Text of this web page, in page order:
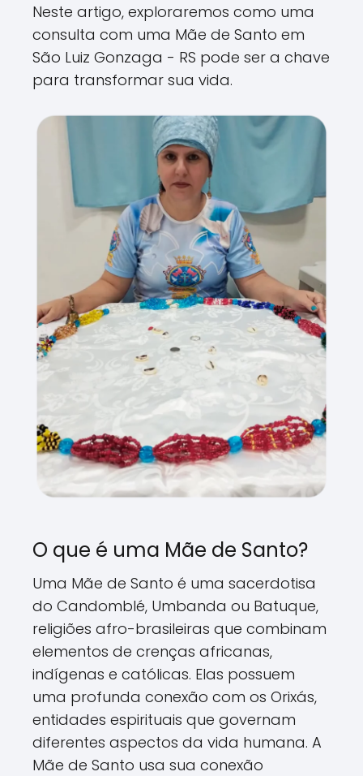
Neste artigo, exploraremos como uma
consulta com uma Mãe de Santo em
São Luiz Gonzaga - RS pode ser a chave
para transformar sua vida.
O que é uma Mãe de Santo?
Uma Mãe de Santo é uma sacerdotisa
do Candomblé, Umbanda ou Batuque,
religiões afro-brasileiras que combinam
elementos de crenças africanas,
indígenas e católicas. Elas possuem
uma profunda conexão com os Orixás,
entidades espirituais que governam
diferentes aspectos da vida humana. A
Mãe de Santo usa sua conexão